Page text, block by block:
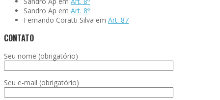
Sandro Ap em Art. 8º
Fernando Coratti Silva em Art. 87
CONTATO
Seu nome (obrigatório)
Seu e-mail (obrigatório)